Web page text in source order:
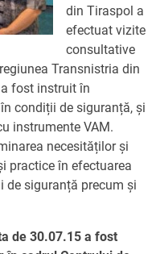
din Tiraspol a
efectuat vizite
consultative
Transnistria din
fost instruit în
condiții de siguranță, și
instrumente VAM.
necesităților și
practice în efectuarea
de siguranță precum și
de 30.07.15 a fost